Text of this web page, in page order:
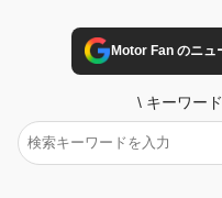
Motor Fan のニュ
\ キーワー